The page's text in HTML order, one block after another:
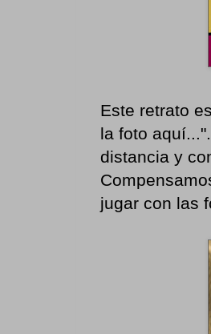
Este retrato
la foto
distancia y
jugar con las